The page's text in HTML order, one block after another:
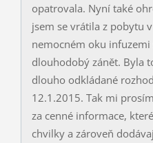
opatrovala. Nyní také
jsem se vrátila z pobytu
nemocném oku
dlouhodobý zánět. Byla
dlouho odkládané
12.1.2015. Tak mi
za cenné informace,
chvilky a zároveň